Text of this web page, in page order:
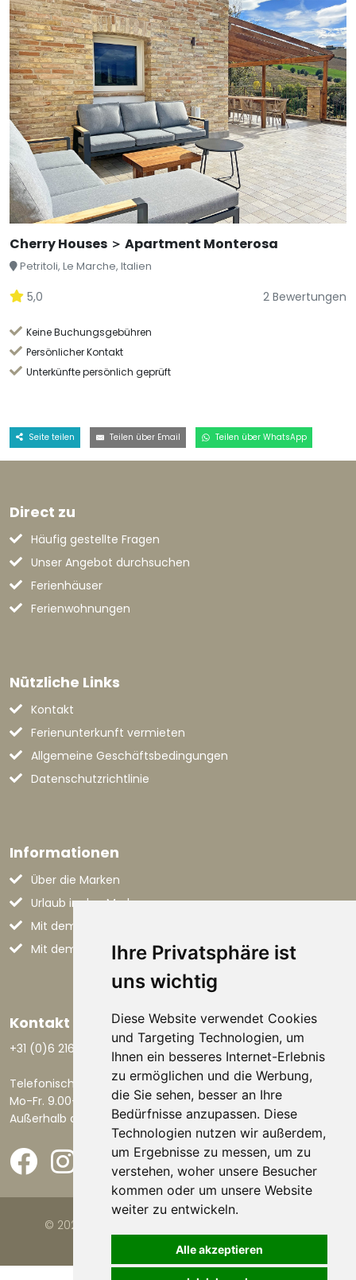
Ihre Privatsphäre ist
uns wichtig
Diese Website verwendet Cookies
und Targeting Technologien, um
Ihnen ein besseres Internet-Erlebnis
zu ermöglichen und die Werbung,
die Sie sehen, besser an Ihre
Bedürfnisse anzupassen. Diese
Technologien nutzen wir außerdem,
um Ergebnisse zu messen, um zu
verstehen, woher unsere Besucher
kommen oder um unsere Website
weiter zu entwickeln.
Alle akzeptieren
Cherry Houses ＞ Apartment Monterosa
Petritoli, Le Marche, Italien
5,0 2 Bewertungen
Keine Buchungsgebühren
Persönlicher Kontakt
Unterkünfte persönlich geprüft
Seite teilen Teilen über Email Teilen über WhatsApp
Direct zu
Häufig gestellte Fragen
Unser Angebot durchsuchen
Ferienhäuser
Ferienwohnungen
Nützliche Links
Kontakt
Ferienunterkunft vermieten
Allgemeine Geschäftsbedingungen
Datenschutzrichtlinie
Informationen
Über die Marken
Urlaub in den Marken
Mit dem Flugzeug nach Italien
Mit dem Auto nach Italien
Kontakt aufnehmen
+31 (0)6 21668801
Telefonisch erreichbar:
Mo-Fr. 9.00-17.30 Uhr.
Außerhalb dieser Zeiten per E-Mail.
© 2026 Viva la Casa |